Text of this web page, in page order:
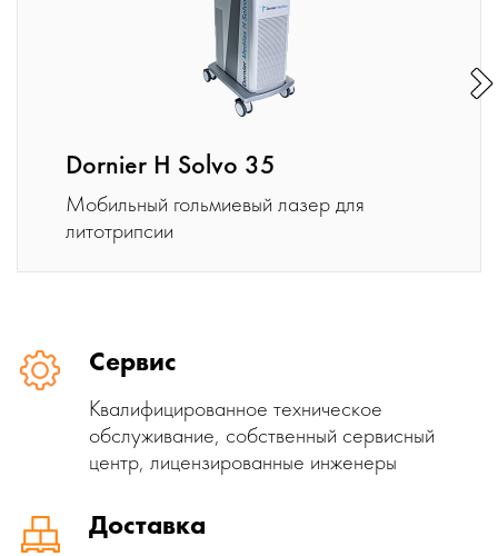
Dornier H Solvo 35
Мобильный гольмиевый лазер для
литотрипсии
Сервис
Квалифицированное техническое
обслуживание, собственный сервисный
центр, лицензированные инженеры
Доставка